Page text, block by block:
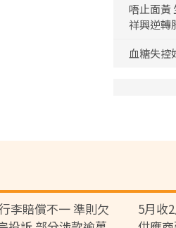
唔止面黃
祥興逆轉
血糖失控
李賠償不一 準則欠
5月收